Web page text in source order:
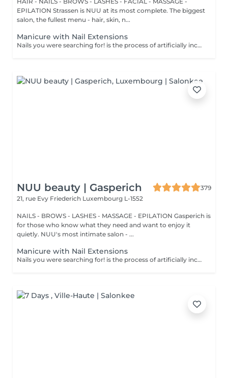
EPILATION Strassen is NUU at its most complete. The biggest
salon, the fullest menu - hair, skin, n...
Manicure with Nail Extensions
Nails you were searching for! is the process of artificially increasing the length of the nail using polygel material in order to correct the defects of the natural nail delamination and weakness of the nail plate. Our masters do edged, hardware, or combined manicure. How is polygel extension done? - removal of an old semi-permanent (if needed) - rough skin is removed - the shape of the nail plate is corrected - the cuticle and side ridges are corrected - polygel is applied - semi-permanent (gel) polish is applied - cuticle oil and hand cream are applied Age restrictions: recommended to do from 16 years. Post procedure recommendations: there are no post recommendations for this procedure. Frequency: once in 3 weeks.
NUU beauty | Gasperich
379
21, rue Evy Friederich Luxembourg L-1552
NAILS - BROWS - LASHES - MASSAGE - EPILATION Gasperich is
for those who know what they need and want to enjoy it
quietly. NUU's most intimate salon - ...
Manicure with Nail Extensions
Nails you were searching for! is the process of artificially increasing the length of the nail using polygel material in order to correct the defects of the natural nail delamination and weakness of the nail plate. Our masters do edged, hardware, or combined manicure. How is polygel extension done? - removal of an old semi-permanent (if needed) - rough skin is removed - the shape of the nail plate is corrected - the cuticle and side ridges are corrected - polygel is applied - semi-permanent (gel) polish is applied - cuticle oil and hand cream are applied Age restrictions: recommended to do from 16 years. Post procedure recommendations: there are no post recommendations for this procedure. Frequency: once in 3 weeks.